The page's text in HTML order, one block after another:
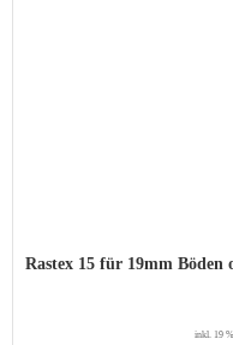
Rastex 15 für 19mm
inkl. 19